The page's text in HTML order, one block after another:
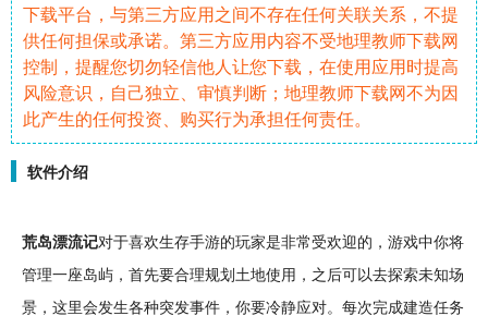
下载平台，与第三方应用之间不存在任何关联关系，不提
供任何担保或承诺。第三方应用内容不受地理教师下载网
控制，提醒您切勿轻信他人让您下载，在使用应用时提高
风险意识，自己独立、审慎判断；地理教师下载网不为因
此产生的任何投资、购买行为承担任何责任。
软件介绍
荒岛漂流记对于喜欢生存手游的玩家是非常受欢迎的，游戏中你将
管理一座岛屿 ，首先要合理规划土地使用，之后可以去探索未知场
景，这里会发生各种突发事件，你要冷静应对。每次完成建造任务